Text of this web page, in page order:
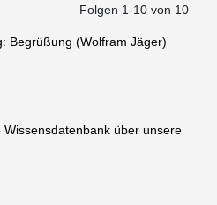
Folgen 1-10 von 10
Begrüßung (Wolfram Jäger)
Wissensdatenbank über unsere